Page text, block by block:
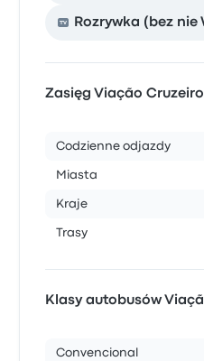
Rozrywka (bez nie
Zasięg Viação
Codzienne odjazdy
Miasta
Kraje
Trasy
Klasy autobusów
Convencional